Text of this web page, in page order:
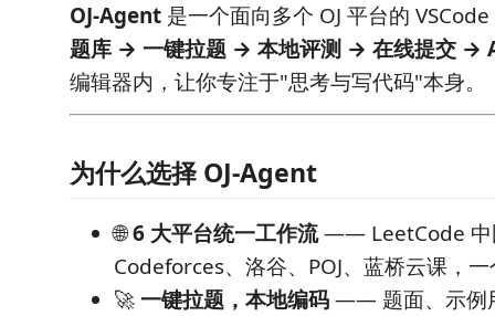
OJ-Agent 是一个面向多个 OJ 平台的
题库 → 一键拉题 → 本地评测 → 在线提交 →
编辑器内，让你专注于"思考与写代码"本身。
为什么选择 OJ-Agent
🌐6 大平台统一工作流—— LeetCode 中
Codeforces、洛谷、POJ、蓝桥云课，
🚀一键拉题，本地编码—— 题面、示例